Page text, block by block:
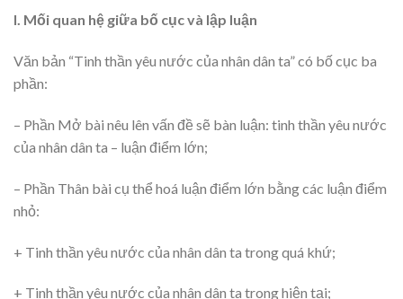
I. Mối quan hệ giữa bố cục và lập luận
Văn bản “Tinh thần yêu nước của nhân dân ta” có bố cục ba
phần:
– Phần Mở bài nêu lên vấn đề sẽ bàn luận: tinh thần yêu nước
của nhân dân ta – luận điểm lớn;
– Phần Thân bài cụ thể hoá luận điểm lớn bằng các luận điểm
nhỏ:
+ Tinh thần yêu nước của nhân dân ta trong quá khứ;
+ Tinh thần yêu nước của nhân dân ta trong hiện tại;